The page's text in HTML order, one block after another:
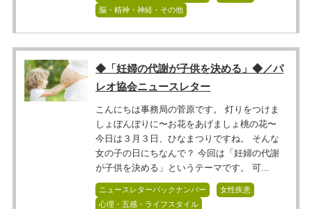
脳・精神・神経・その他
◆「妊婦の代謝が子供を決める」◆／パ
レオ協会ニュースレター
こんにちは事務局の菅原です。 灯りをつけま
しょぼんぼりに〜お花をあげましょ桃の花〜
今日は３月３日、ひなまつりですね。 そんな
女の子の日にちなんで？ 今回は「妊婦の代謝
が子供を決める」というテーマです。 可...
ニュースレターバックナンバー
女性疾患
心理・五感・ライフスタイル